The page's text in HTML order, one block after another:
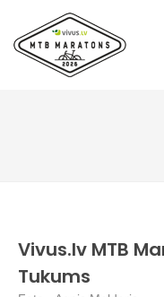
Vivus.lv MTB
Tukums